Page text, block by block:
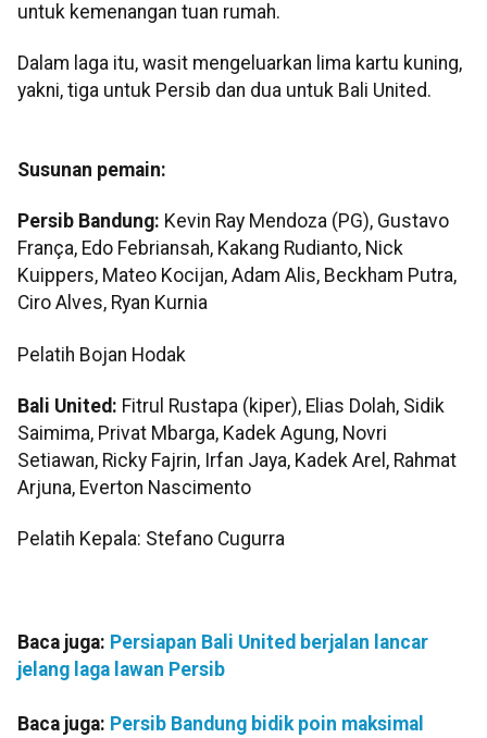
untuk kemenangan tuan rumah.
Dalam laga itu, wasit mengeluarkan lima kartu kuning,
yakni, tiga untuk Persib dan dua untuk Bali United.
Susunan pemain:
Persib Bandung: Kevin Ray Mendoza (PG), Gustavo
França, Edo Febriansah, Kakang Rudianto, Nick
Kuippers, Mateo Kocijan, Adam Alis, Beckham Putra,
Ciro Alves, Ryan Kurnia
Pelatih Bojan Hodak
Bali United: Fitrul Rustapa (kiper), Elias Dolah, Sidik
Saimima, Privat Mbarga, Kadek Agung, Novri
Setiawan, Ricky Fajrin, Irfan Jaya, Kadek Arel, Rahmat
Arjuna, Everton Nascimento
Pelatih Kepala: Stefano Cugurra
Baca juga: Persiapan Bali United berjalan lancar
jelang laga lawan Persib
Baca juga: Persib Bandung bidik poin maksimal